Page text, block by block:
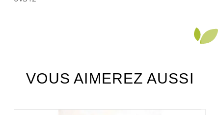
VOUS AIMEREZ AUSSI